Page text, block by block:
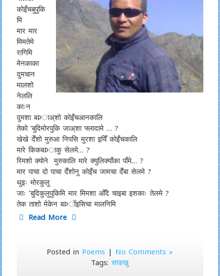
कोइँचबुपुकि
मि
मार मार
मिमतेमे
रागिमि
मेनकाका
दुमचान
मालशो
नेललि
काःन
दुमशा बÞाअ्शो कोइँचआनकालि
तेको ’बुदिमोरपुकि जाअ्शा फ्लादामे … ?
खेखे देँशो मुरुआ निपसि मुरशा इयिँ कोइँचकालि
मारे किकबÞाकु सेलमे… ?
रिमशो क्योने मुरुकालि मारे क्युलिक्याँका पाँमे… ?
मार पाचा दो पाचा देँशोनु कोइँच जामचा देँबा सेलमे ?
थुइः मोरकुलु
जाः ’बुदिकुलुपुकिमि मार मिमशा ओँदे चाइबा इशकाः तेलमे ?
तेक ताशो मेकेन बÞोँइसिचा मालनिमि
Read More
Posted in Poems | No Comments »
Tags:साङखु